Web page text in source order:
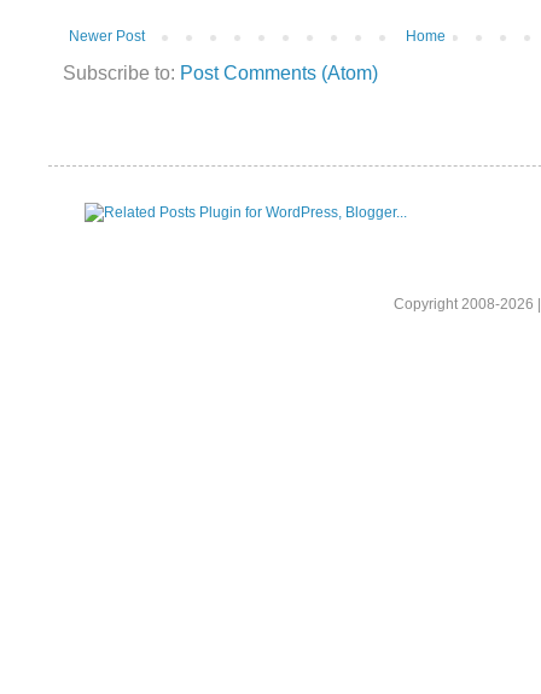
Newer Post Home
Subscribe to: Post Comments (Atom)
Copyright 2008-2026